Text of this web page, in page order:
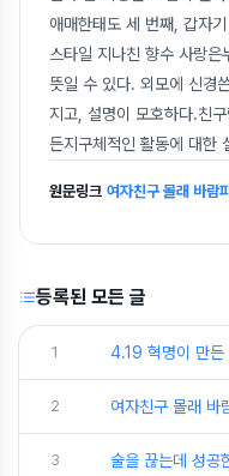
애매한태도 세 번째, 갑자
스타일 지나친 향수 사랑
뜻일 수 있다. 외모에 신경
지고, 설명이 모호하다.친
든지구체적인 활동에 대한
원문링크 여자친구 몰래 바람
등록된 모든 글
1 4.19 혁명이 만든
2 여자친구 몰래 바
3 술을 끊는데 성공